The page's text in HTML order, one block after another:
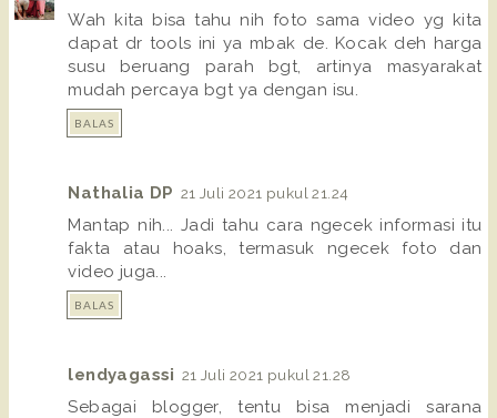
Wah kita bisa tahu nih foto sama video yg kita
dapat dr tools ini ya mbak de. Kocak deh harga
susu beruang parah bgt, artinya masyarakat
mudah percaya bgt ya dengan isu.
BALAS
Nathalia DP 21 Juli 2021 pukul 21.24
Mantap nih... Jadi tahu cara ngecek informasi itu
fakta atau hoaks, termasuk ngecek foto dan
video juga...
BALAS
lendyagassi 21 Juli 2021 pukul 21.28
Sebagai blogger, tentu bisa menjadi sarana